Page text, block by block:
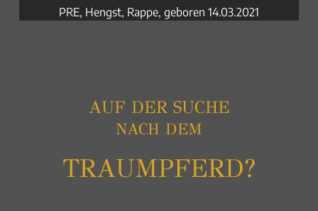
PRE, Hengst, Rappe, geboren 14.03.2021
PSL, Hengst, Fuchs, geboren 10.04.2022
AUF DER SUCHE
NACH DEM
TRAUMPFERD?